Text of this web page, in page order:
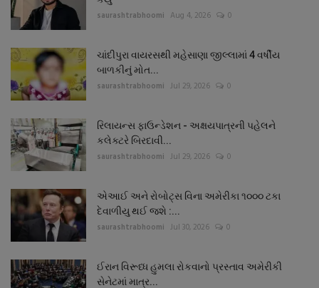
saurashtrabhoomi Aug 4, 2026 0
ચાંદીપુરા વાયરસથી મહેસાણા જીલ્લામાં 4 વર્ષીય
બાળકીનું મોત...
saurashtrabhoomi Jul 29, 2026 0
રિલાયન્સ ફાઉન્ડેશન - અક્ષયપાત્રની પહેલને
કલેક્ટરે બિરદાવી...
saurashtrabhoomi Jul 29, 2026 0
એઆઈ અને રોબોટ્સ વિના અમેરીકા ૧૦૦૦ ટકા
દેવાળીયુ થઈ જશે :...
saurashtrabhoomi Jul 30, 2026 0
ઈરાન વિરૂધ્ધ હુમલા રોકવાનો પ્રસ્તાવ અમેરીકી
સેનેટમાં માત્ર...